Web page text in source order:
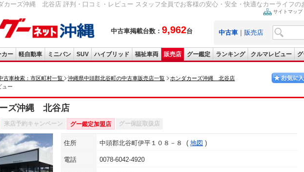
カーズ沖縄 北谷店 評判・口コミ・レビュー スタッフ全員でお客様の安心・安全・快適なカーライフの
中古車掲載台数： 9,962台
サイトマップ
中古車 ｜ 販売店
カー 軽自動車 ミニバン SUV ハイブリッド 福祉車両 販売店 グー鑑定 ランキング クルマレビュー
古車検索：市区町村一覧 沖縄県中頭郡北谷町の中古車販売店一覧
ホンダカーズ沖縄 北谷店
ュー
ズ沖縄 北谷店
来店予約キャンペーン グー鑑定加盟店 グー保証取扱店
住所 中頭郡北谷町伊平１０８－８ 地図
電話 0078-6042-4920